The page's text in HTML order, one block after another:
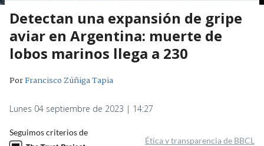
Detectan una expansión de gripe
aviar en Argentina: muerte de
lobos marinos llega a 230
PorFrancisco Zúñiga Tapia
Lunes 04 septiembre de 2023 | 14:27
Seguimos criterios de
Ética y transparencia de BBCL